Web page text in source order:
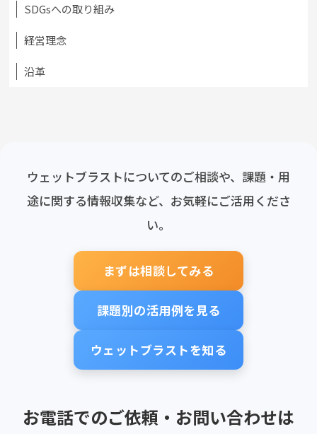
SDGsへの取り組み
経営理念
沿革
ウェットブラストについてのご相談や、課題・用
途に関する情報収集など、お気軽にご活用くださ
い。
まずは相談してみる
課題別の活用例を見る
ウェットブラストを知る
お電話でのご依頼・お問い合わせは